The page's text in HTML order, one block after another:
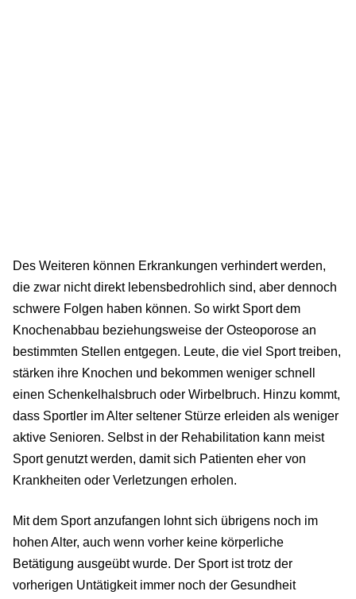
Des Weiteren können Erkrankungen verhindert werden,
die zwar nicht direkt lebensbedrohlich sind, aber dennoch
schwere Folgen haben können. So wirkt Sport dem
Knochenabbau beziehungsweise der Osteoporose an
bestimmten Stellen entgegen. Leute, die viel Sport treiben,
stärken ihre Knochen und bekommen weniger schnell
einen Schenkelhalsbruch oder Wirbelbruch. Hinzu kommt,
dass Sportler im Alter seltener Stürze erleiden als weniger
aktive Senioren. Selbst in der Rehabilitation kann meist
Sport genutzt werden, damit sich Patienten eher von
Krankheiten oder Verletzungen erholen.
Mit dem Sport anzufangen lohnt sich übrigens noch im
hohen Alter, auch wenn vorher keine körperliche
Betätigung ausgeübt wurde. Der Sport ist trotz der
vorherigen Untätigkeit immer noch der Gesundheit